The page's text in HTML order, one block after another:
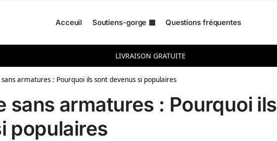
Acceuil Soutiens-gorge Questions fréquentes
LIVRAISON GRATUITE
armatures : Pourquoi ils sont devenus si populaires
sans armatures : Pourquoi ils
populaires